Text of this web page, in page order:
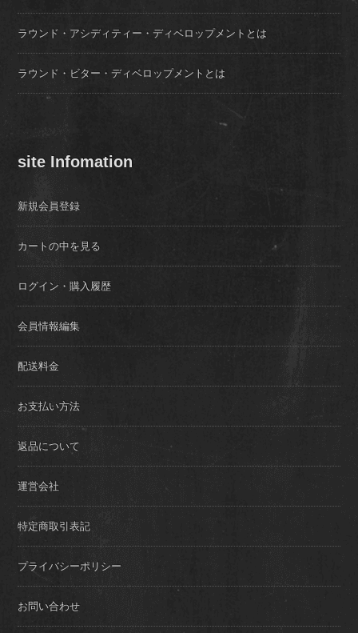
ラウンド・アシディティー・ディベロップメントとは
ラウンド・ビター・ディベロップメントとは
site Infomation
新規会員登録
カートの中を見る
ログイン・購入履歴
会員情報編集
配送料金
お支払い方法
返品について
運営会社
特定商取引表記
プライバシーポリシー
お問い合わせ